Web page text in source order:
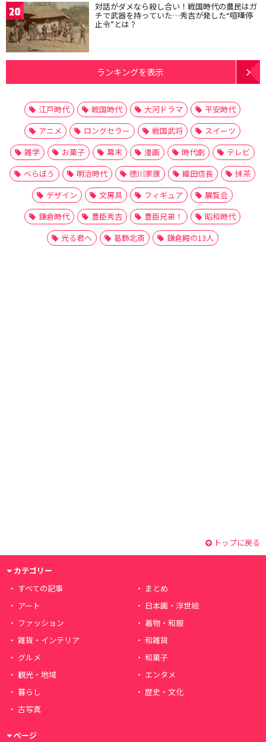
20 対話がダメなら殺し合い！戦国時代の農民はガ
チで武器を持っていた…秀吉が発した“喧嘩停
止令”とは？
ランキングを表示
江戸時代 戦国時代 大河ドラマ
平安時代
アニメ
ロングセラー 戦国武将
スイーツ
雑学
お菓子 幕末 漫画 時代劇
テレビ
べらぼう
明治時代 徳川家康 織田信長
抹茶
デザイン
文房具 フィギュア
展覧会
鎌倉時代
豊臣秀吉 豊臣兄弟！
昭和時代
光る君へ
葛飾北斎 鎌倉殿の13人
トップに戻る
カテゴリー
すべての記事
まとめ
アート
日本画・浮世絵
ファッション
着物・和服
雑貨・インテリア
和雑貨
グルメ
和菓子
観光・地域
エンタメ
暮らし
歴史・文化
古写真
ページ